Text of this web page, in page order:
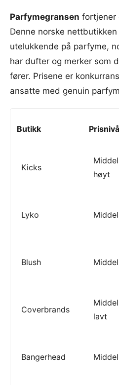
Parfymegransen fortjener
Denne norske
utelukkende på parfyme,
har dufter og merker som
fører. Prisene er
ansatte med genuin
Butikk Prisnivå
Kicks
høyt
Lyko
Blush
Coverbrands
lavt
Bangerhead